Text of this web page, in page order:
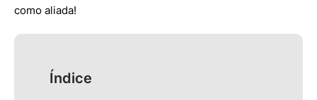
como aliada!
Índice